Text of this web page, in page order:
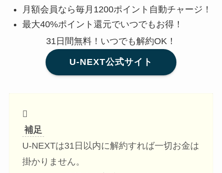
月額会員なら毎月1200ポイント自動チャージ！
最大40%ポイント還元でいつでもお得！
31日間無料！いつでも解約OK！
U-NEXT公式サイト
補足
U-NEXTは31日以内に解約すれば一切お金は
掛かりません。